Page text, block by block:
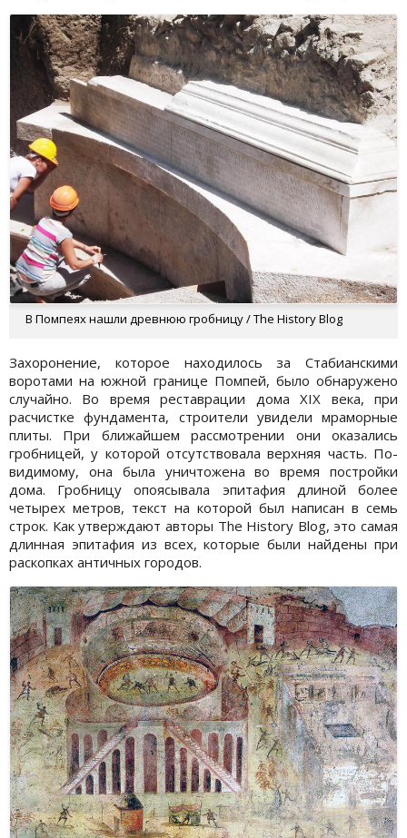
В Помпеях нашли древнюю гробницу / The History Blog
Захоронение, которое находилось за Стабианскими
воротами на южной границе Помпей, было обнаружено
случайно. Во время реставрации дома XIX века, при
расчистке фундамента, строители увидели мраморные
плиты. При ближайшем рассмотрении они оказались
гробницей, у которой отсутствовала верхняя часть. По-
видимому, она была уничтожена во время постройки
дома. Гробницу опоясывала эпитафия длиной более
четырех метров, текст на которой был написан в семь
строк. Как утверждают авторы The History Blog, это самая
длинная эпитафия из всех, которые были найдены при
раскопках античных городов.